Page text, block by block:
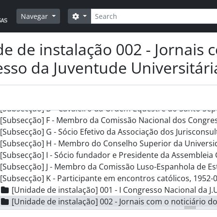
Navegar
Pesquisar
Opções de busca
de instalação 002 - Jornais
da Juventude
C - Atividades académicas e científicas, 1851-[?]-[?] -
D - Atividades jurídicas, [1789 (post.)] - 1977-02-07
F - Atividades empresariais, 1962-[?]-[?] - 1976-03-30
G - Atividades religiosas, 1926-06-22 - 1977-02-09
[Subsecção] A - Membro de irmandades/confrarias e
[Subsecção] B - Sócio do Centro Académico de Democracia
[Subsecção] D - Cavaleiro da Ordem Equestre do Santo
[Subsecção] F - Membro da Comissão Nacional dos
[Subsecção] G - Sócio Efetivo da Associação dos
[Subsecção] H - Membro do Conselho Superior da
[Subsecção] I - Sócio fundador e Presidente da Assembleia
[Subsecção] J - Membro da Comissão Luso-Espanhola de
[Subsecção] K - Participante em encontros católicos, 1952-
[Unidade de instalação] 001 - I Congresso Nacional da
[Unidade de instalação] 002 - Jornais com o noticiário do I
[Unidade de instalação] 003 - Jornadas Católicas de